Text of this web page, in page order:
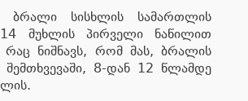
ბრალი სისხლის სამართლის
მუხლის პირველი ნაწილით
რაც ნიშნავს, რომ მას, ბრალის
შემთხვევაში, 8-დან 12 წლამდე